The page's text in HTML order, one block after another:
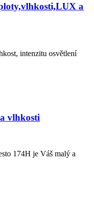
a
intenzitu osvětlení
vlhkosti
174H je Váš malý a